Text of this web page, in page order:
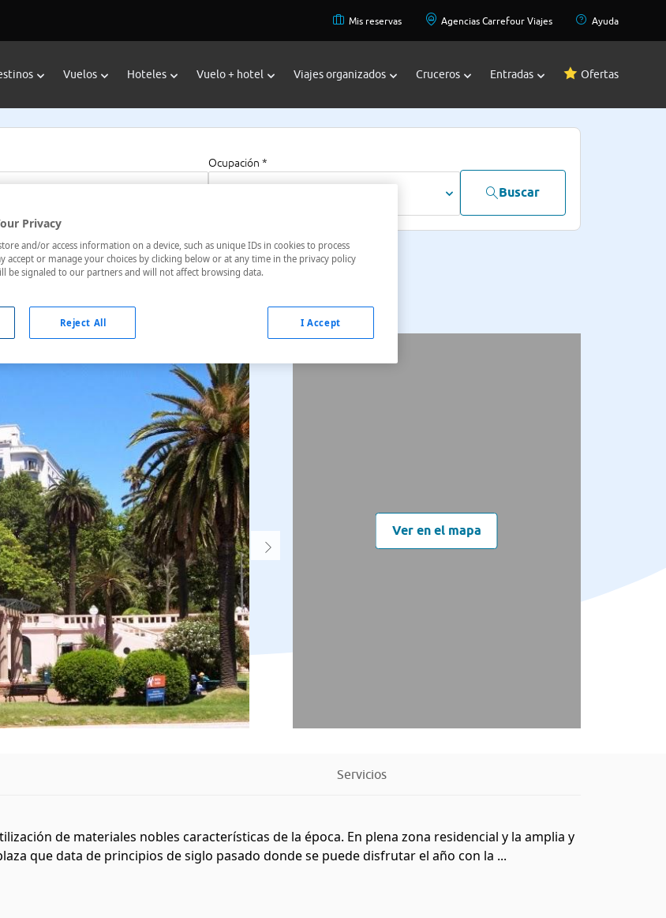
Mis reservas Agencias Carrefour Viajes Ayuda
Vuelos Hoteles Vuelo + hotel Viajes organizados Cruceros Entradas Ofertas
Ocupación *
Buscar
Ver en el mapa
Servicios
de materiales nobles características de la época. En plena zona residencial y la amplia y
que data de principios de siglo pasado donde se puede disfrutar el año con la ...
Privacy
and/or access information on a device, such as unique IDs in cookies to process
accept or manage your choices by clicking below or at any time in the privacy policy
be signaled to our partners and will not affect browsing data.
Reject All I Accept